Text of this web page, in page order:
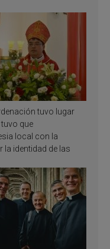
tuvo lugar
que
local con la
la identidad de las